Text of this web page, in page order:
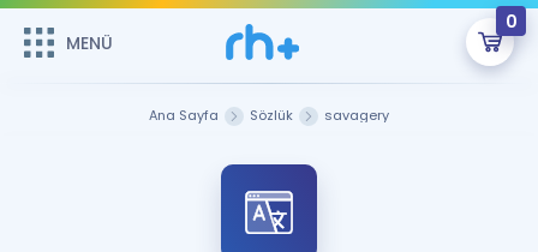
MENÜ
0
Sepetin Şu An Boş.
Remzi Hoca ile seni sınava hazırlayacak onlarca eğitim seni
bekliyor!
MENÜ
Ana Sayfa Sözlük savagery